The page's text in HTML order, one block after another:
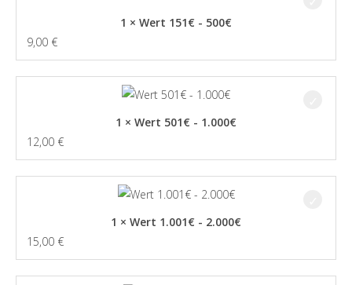
1 × Wert 151€ - 500€
9,00 €
1 × Wert 501€ - 1.000€
12,00 €
1 × Wert 1.001€ - 2.000€
15,00 €